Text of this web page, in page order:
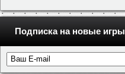
Подписка на новые игры